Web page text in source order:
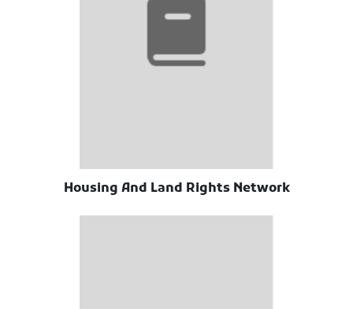
Housing And Land Rights Network